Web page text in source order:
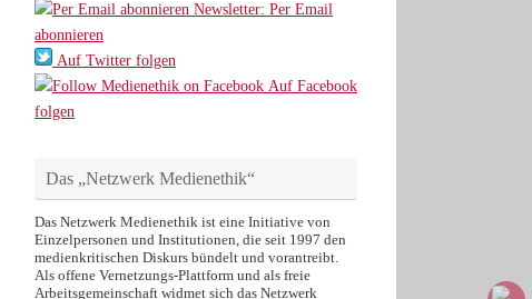
Newsletter: Per Email
abonnieren
Auf Twitter folgen
Auf Facebook
folgen
Das „Netzwerk Medienethik“
Das Netzwerk Medienethik ist eine Initiative von
Einzelpersonen und Institutionen, die seit 1997 den
medienkritischen Diskurs bündelt und vorantreibt.
Als offene Vernetzungs-Plattform und als freie
Arbeitsgemeinschaft widmet sich das Netzwerk